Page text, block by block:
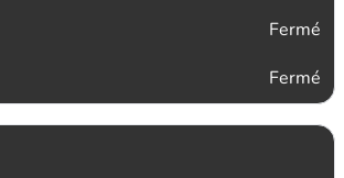
Fermé
Fermé